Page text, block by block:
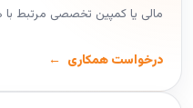
مالی یا کمپین تخصصی مرتبط
درخواست همکاری